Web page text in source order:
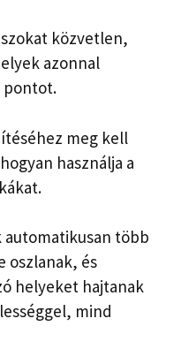
közvetlen,
azonnal
pontot.
meg kell
használja a
automatikusan több
oszlanak, és
helyeket hajtanak
mind